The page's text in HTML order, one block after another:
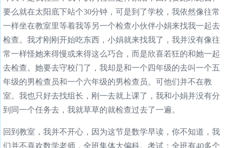
要么就在太阳底下站个30分钟，可是到了学校，我依然像往常
一样坐在教室里等着我等另一个检查小伙伴小娟来找我一起去
检查。我才刚刚开始吃东西，小娟就来找我了，我并没有像往
常一样怪她来得慢或来得这么巧合，而是欣喜若狂的和她一起
去检查。她要去守校门了，我却是和一个四年级的去叫一个五
年级的男检查员和一个六年级的男检查员。可他们并不在教
室。我也只好去找组长，刚一去就上课了，我和小娟并没有分
到同一个任务去，我就草草的就检查过去了一遍。
回到教室，我并不开心，因为这节是数学早读，你不知道，我
们并不喜欢数学老师，全班集体大偏科。考试：全班有40多个